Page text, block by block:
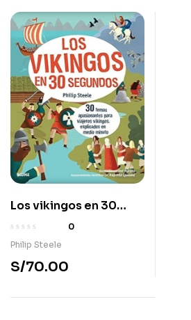
Los vikingos en 30
segundos
0
Philip Steele
S/70.00